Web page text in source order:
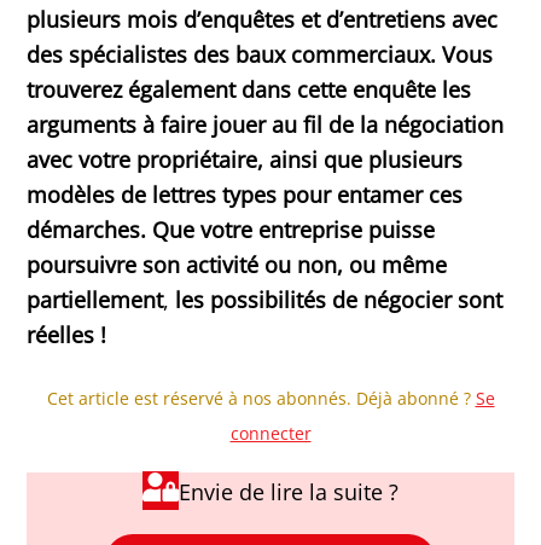
plusieurs mois d’enquêtes et d’entretiens avec
des spécialistes des baux commerciaux. Vous
trouverez également dans cette enquête les
arguments à faire jouer au fil de la négociation
avec votre propriétaire, ainsi que plusieurs
modèles de lettres types pour entamer ces
démarches. Que votre entreprise puisse
poursuivre son activité ou non, ou même
partiellement, les possibilités de négocier sont
réelles !
Cet article est réservé à nos abonnés. Déjà abonné ? Se
connecter
Envie de lire la suite ?